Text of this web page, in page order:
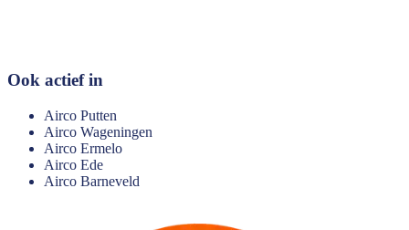
Ook actief in
Airco Putten
Airco Wageningen
Airco Ermelo
Airco Ede
Airco Barneveld